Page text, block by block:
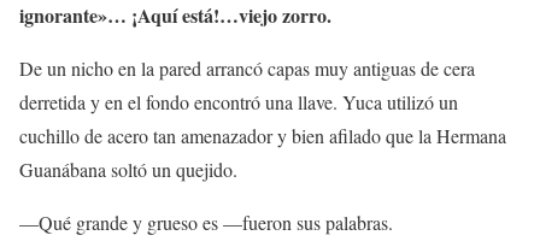
ignorante»… ¡Aquí está!…viejo zorro.
De un nicho en la pared arrancó capas muy antiguas de cera
derretida y en el fondo encontró una llave. Yuca utilizó un
cuchillo de acero tan amenazador y bien afilado que la Hermana
Guanábana soltó un quejido.
—Qué grande y grueso es —fueron sus palabras.